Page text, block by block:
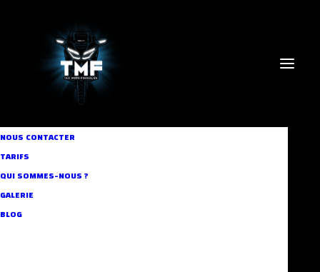
NOUS CONTACTER
TARIFS
QUI SOMMES-NOUS ?
GALERIE
BLOG
In
Corporate Events